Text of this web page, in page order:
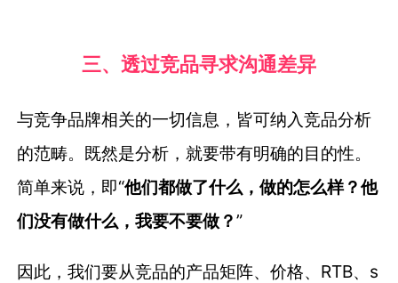
三、透过竞品寻求沟通差异
与竞争品牌相关的一切信息，皆可纳入竞品分析
的范畴。既然是分析，就要带有明确的目的性。
简单来说，即“他们都做了什么，做的怎么样？他
们没有做什么，我要不要做？”
因此，我们要从竞品的产品矩阵、价格、RTB、s